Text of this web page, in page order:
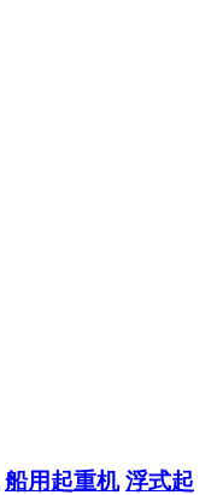
船用起重机 浮式起